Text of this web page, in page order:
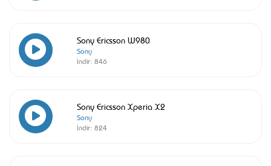
Sony Ericsson W980
Sony
İndir: 846
Sony Ericsson Xperia X2
Sony
İndir: 824